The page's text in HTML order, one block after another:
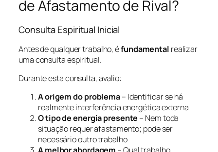
de Afastamento de Rival?
Consulta Espiritual Inicial
Antes de qualquer trabalho, éfundamental realizar
uma consulta espiritual.
Durante esta consulta, avalio:
A origem do problema– Identificar se há
realmente interferência energética externa
O tipo de energia presente – Nem toda
situação requer afastamento; pode ser
necessário outro trabalho